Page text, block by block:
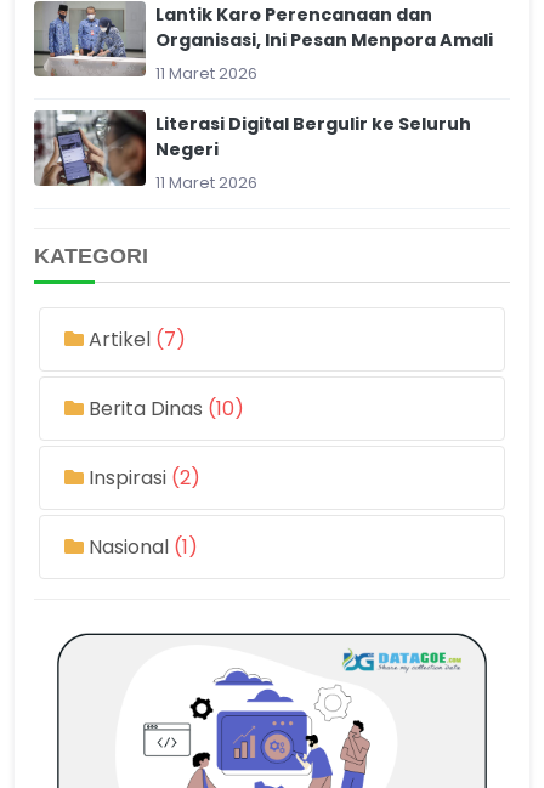
Lantik Karo Perencanaan dan
Organisasi, Ini Pesan Menpora Amali
11 Maret 2026
Literasi Digital Bergulir ke Seluruh
Negeri
11 Maret 2026
KATEGORI
Artikel (7)
Berita Dinas (10)
Inspirasi (2)
Nasional (1)